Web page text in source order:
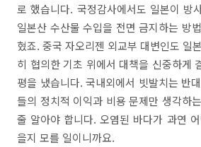
로 했습니다. 국정감사에서도 일본이 방
일본산 수산물 수입을 전면 금지하는 방
혔죠. 중국 자오리젠 외교부 대변인도 일
히 협의한 기초 위에서 대책을 신중하게
평을 냈습니다. 국내외에서 빗발치는 반
들의 정치적 이익과 비용 문제만 생각하
줄 알아야 합니다. 오염된 바다가 과연
을지 모를 일이니까요.